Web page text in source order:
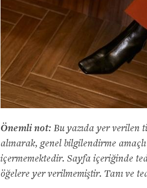
Önemli not: Bu yazıda yer verilen
alınarak, genel bilgilendirme
içermemektedir. Sayfa içeriğinde
öğelere yer verilmemiştir. Tanı ve